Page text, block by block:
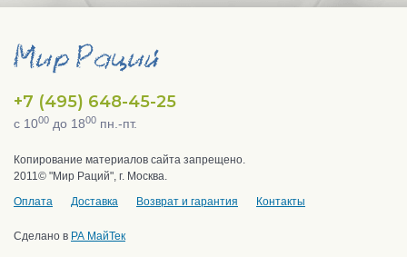
+7 (495) 648-45-25
с 1000 до 1800 пн.-пт.
Копирование материалов сайта запрещено.
2011© "Мир Раций", г. Москва.
Оплата
Доставка Возврат и гарантия Контакты
Сделано в РА МайТек